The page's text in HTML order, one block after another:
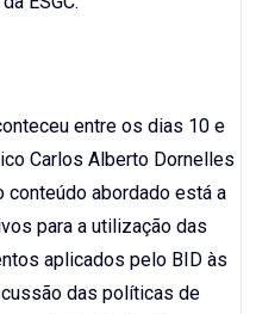
entre os dias 10 e
Carlos Alberto Dornelles
conteúdo abordado está a
para a utilização das
aplicados pelo BID às
das políticas de